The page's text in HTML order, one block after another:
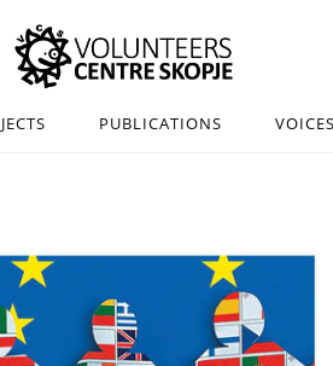
PUBLICATIONS